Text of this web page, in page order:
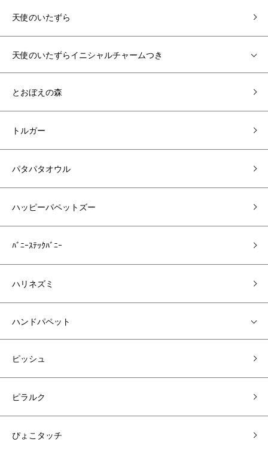
天使のいたずら
天使のいたずらイニシャルチャームつき
とおぼえの森
トルガー
パタパタオウル
ハッピーパペットズー
ﾊﾞﾆｰｽﾃｯｸﾊﾞﾆｰ
ハリネズミ
ハンドパペット
ピッシュ
ピラルク
ぴょこタッチ